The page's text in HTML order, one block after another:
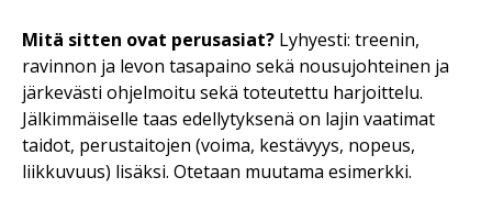
Mitä sitten ovat perusasiat? Lyhyesti: treenin,
ravinnon ja levon tasapaino sekä nousujohteinen ja
järkevästi ohjelmoitu sekä toteutettu harjoittelu.
Jälkimmäiselle taas edellytyksenä on lajin vaatimat
taidot, perustaitojen (voima, kestävyys, nopeus,
liikkuvuus) lisäksi. Otetaan muutama esimerkki.